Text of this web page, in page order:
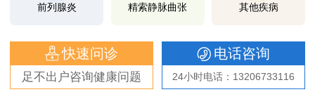
前列腺炎 精索静脉曲张 其他疾病
快速问诊
足不出户咨询健康问题
电话咨询
24小时电话：13206733116